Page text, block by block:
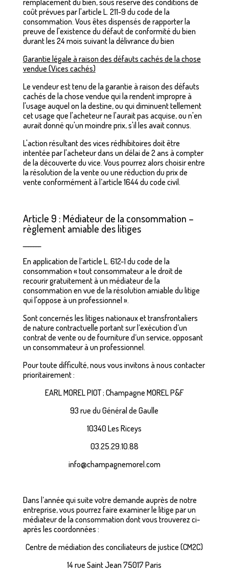
remplacement du bien, sous réserve des conditions de
coût prévues par l'article L. 211-9 du code de la
consommation. Vous êtes dispensés de rapporter la
preuve de l'existence du défaut de conformité du bien
durant les 24 mois suivant la délivrance du bien
Garantie légale à raison des défauts cachés de la chose
vendue (Vices cachés)
Le vendeur est tenu de la garantie à raison des défauts
cachés de la chose vendue qui la rendent impropre à
l'usage auquel on la destine, ou qui diminuent tellement
cet usage que l'acheteur ne l'aurait pas acquise, ou n'en
aurait donné qu'un moindre prix, s'il les avait connus.
L'action résultant des vices rédhibitoires doit être
intentée par l'acheteur dans un délai de 2 ans à compter
de la découverte du vice. Vous pourrez alors choisir entre
la résolution de la vente ou une réduction du prix de
vente conformément à l’article 1644 du code civil.
Article 9 : Médiateur de la consommation –
règlement amiable des litiges
En application de l’article L. 612-1 du code de la
consommation « tout consommateur a le droit de
recourir gratuitement à un médiateur de la
consommation en vue de la résolution amiable du litige
qui l'oppose à un professionnel ».
Sont concernés les litiges nationaux et transfrontaliers
de nature contractuelle portant sur l’exécution d’un
contrat de vente ou de fourniture d’un service, opposant
un consommateur à un professionnel.
Pour toute difficulté, nous vous invitons à nous contacter
prioritairement :
EARL MOREL PIOT ; Champagne MOREL P&F
93 rue du Général de Gaulle
10340 Les Riceys
03.25.29.10.88
info@champagnemorel.com
Dans l’année qui suite votre demande auprès de notre
entreprise, vous pourrez faire examiner le litige par un
médiateur de la consommation dont vous trouverez ci-
après les coordonnées :
Centre de médiation des conciliateurs de justice (CM2C)
14 rue Saint Jean 75017 Paris